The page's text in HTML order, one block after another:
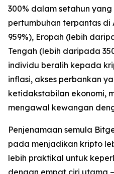
300% dalam setahun
pertumbuhan terpantas
959%), Eropah (lebih
Tengah (lebih daripada
individu beralih kepada
inflasi, akses perbankan
ketidakstabilan ekonomi,
mengawal kewangan
Penjenamaan semula
pada menjadikan kripto
lebih praktikal untuk
dengan empat ciri utama